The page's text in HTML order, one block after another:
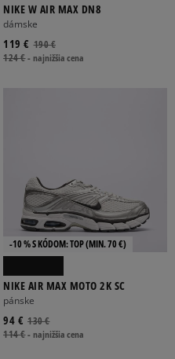
NIKE W AIR MAX DN8
dámske
190 €
119 €
124 €-najnižšia cena
-10 % S KÓDOM: TOP (MIN. 70 €)
NIKE AIR MAX MOTO 2K SC
pánske
130 €
94 €
114 €-najnižšia cena